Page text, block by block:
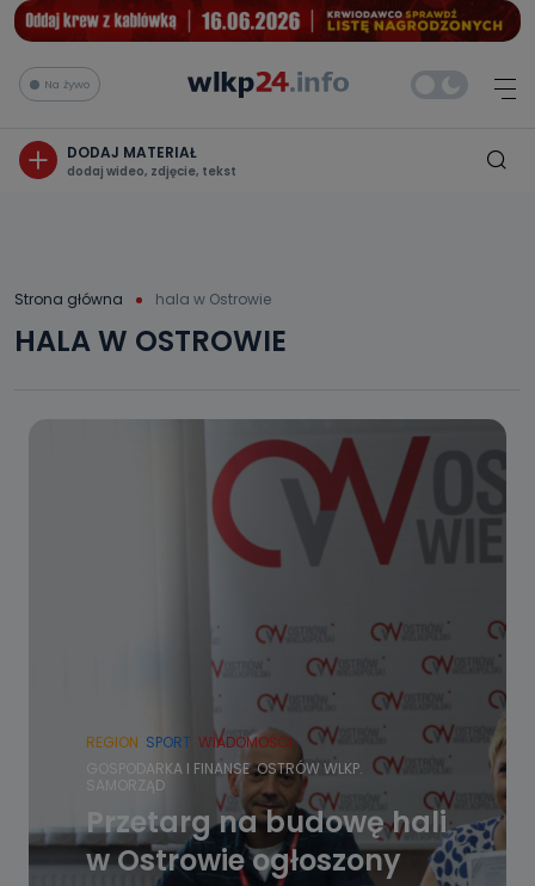
Na żywo
DODAJ MATERIAŁ
dodaj wideo, zdjęcie, tekst
Strona główna hala w Ostrowie
HALA W OSTROWIE
REGION SPORT WIADOMOŚCI
GOSPODARKA I FINANSE OSTRÓW WLKP.
SAMORZĄD
Przetarg na budowę hali
w Ostrowie ogłoszony